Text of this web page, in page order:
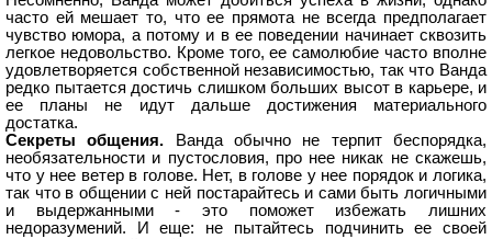
часто ей мешает то, что ее прямота не всегда предполагает
чувство юмора, а потому и в ее поведении начинает сквозить
легкое недовольство. Кроме того, ее самолюбие часто вполне
удовлетворяется собственной независимостью, так что Ванда
редко пытается достичь слишком больших высот в карьере, и
ее планы не идут дальше достижения материального
достатка.
Секреты общения. Ванда обычно не терпит беспорядка,
необязательности и пустословия, про нее никак не скажешь,
что у нее ветер в голове. Нет, в голове у нее порядок и логика,
так что в общении с ней постарайтесь и сами быть логичными
и выдержанными - это поможет избежать лишних
недоразумений. И еще: не пытайтесь подчинить ее своей